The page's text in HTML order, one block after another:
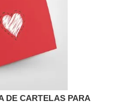
DE CARTELAS PARA